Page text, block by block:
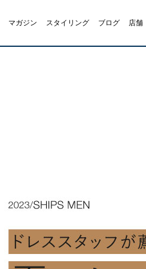
マガジン スタイリング ブログ 店舗